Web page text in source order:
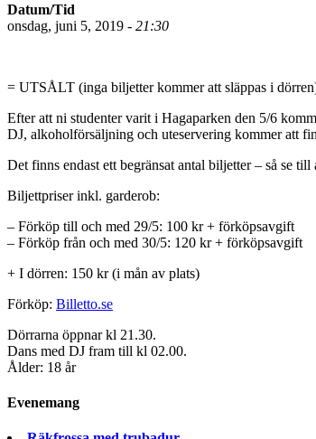
Datum/Tid
onsdag, juni 5, 2019 - 21:30
= UTSÅLT (inga biljetter kommer att släppas i
Efter att ni studenter varit i Hagaparken den 5/6
DJ, alkoholförsäljning och uteservering kommer att
Det finns endast ett begränsat antal biljetter – så se till
Biljettpriser inkl. garderob:
– Förköp till och med 29/5: 100 kr + förköpsavgift
– Förköp från och med 30/5: 120 kr + förköpsavgift
+ I dörren: 150 kr (i mån av plats)
Förköp: Billetto.se
Dörrarna öppnar kl 21.30.
Dans med DJ fram till kl 02.00.
Ålder: 18 år
Evenemang